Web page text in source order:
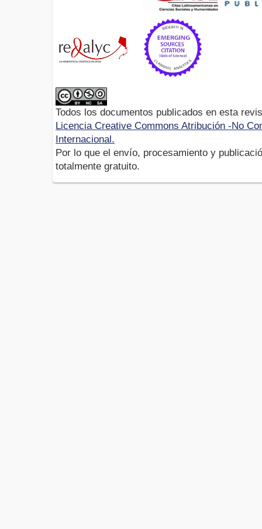
Todos los documentos publicados en esta
Licencia Creative Commons Atribución -No
Internacional.
Por lo que el envío, procesamiento y
totalmente gratuito.